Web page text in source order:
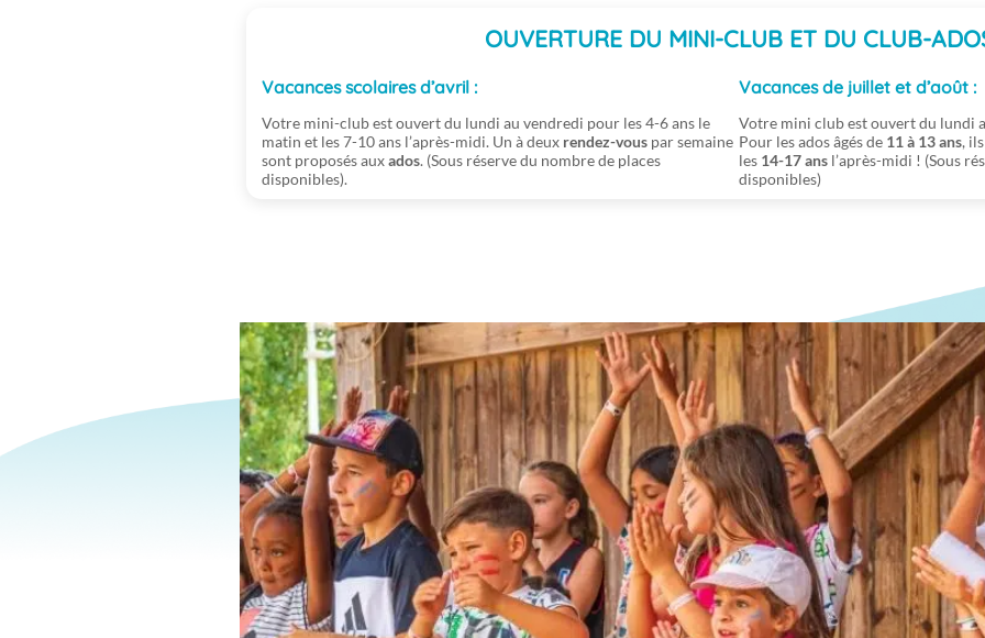
OUVERTURE DU MINI-CLUB ET DU CLUB-
Vacances scolaires d’avril :
Votre mini-club est ouvert du lundi au vendredi pour les 4-6 ans le
matin et les 7-10 ans l’après-midi. Un à deux rendez-vous par semaine
sont proposés auxados. (Sous réserve du nombre de places
disponibles).
Vacances de juillet et d’août :
Votre mini club est ouvert du lundi
Pour les ados âgés de 11 à 13 ans,
les 14-17 ans l’après-midi ! (Sous
disponibles)